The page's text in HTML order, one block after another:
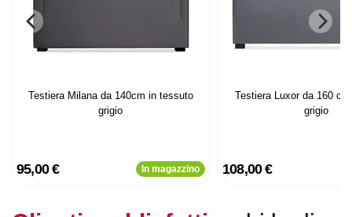
Testiera Milana da 140cm in tessuto
grigio
95,00 € In magazzino
Testiera Luxor da 160
grigio
108,00 €